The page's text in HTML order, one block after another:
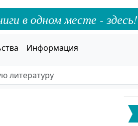
в одном месте - здесь!
Информация